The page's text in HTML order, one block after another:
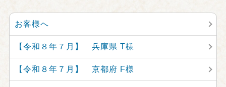
お客様へ
【令和８年７月】 兵庫県 T様
【令和８年７月】 京都府 F様